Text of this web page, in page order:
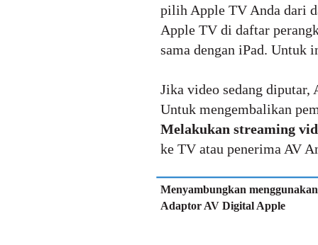
pilih Apple TV Anda dari
Apple TV di daftar
sama dengan iPad. Untuk
Jika video sedang diputar,
Untuk mengembalikan
Melakukan streaming
ke TV atau penerima AV
Menyambungkan menggunakan
Adaptor AV Digital Apple